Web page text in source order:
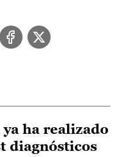
ha realizado
diagnósticos